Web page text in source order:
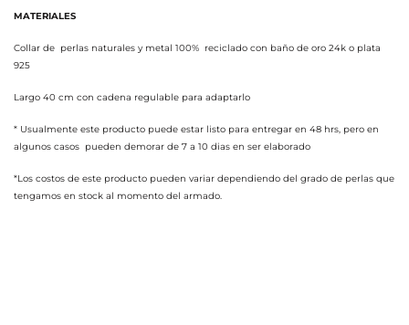
MATERIALES
Collar de perlas naturales y metal 100% reciclado con baño de oro 24k o plata
925
Largo 40 cm con cadena regulable para adaptarlo
* Usualmente este producto puede estar listo para entregar en 48 hrs, pero en
algunos casos pueden demorar de 7 a 10 dias en ser elaborado
*Los costos de este producto pueden variar dependiendo del grado de perlas que
tengamos en stock al momento del armado.